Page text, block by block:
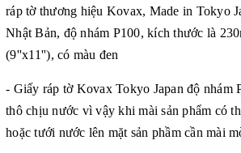
ráp tờ thương hiệu Kovax, Made in Tokyo
Nhật Bản, độ nhám P100, kích thước là
(9''x11''), có màu đen
- Giấy ráp tờ Kovax Tokyo Japan độ nhám
thô chịu nước vì vậy khi mài sản phẩm có
hoặc tưới nước lên mặt sản phầm cần mài